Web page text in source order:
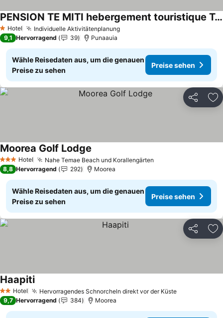
1 Sterne
Hotel Individuelle AktivitätenplanungPreise sehen
PENSION TE MITI hebergement touristique TAHITI - plage a 200m
Preise sehen
9,1 Hervorragend 39 Punaauia
Wähle Reisedaten aus, um die genauen
Preise zu sehen
Preise sehen
Teilen
3 SterneHotel Nahe Temae Beach und Korallengärten
Moorea Golf Lodge
8,8 Hervorragend 292 Moorea
Wähle Reisedaten aus, um die genauen
Preise zu sehen
Preise sehen
Teilen
2 Sterne
Hotel Hervorragendes Schnorcheln direkt vor der KüstePreise sehen
HaapitiPreise sehen
9,7 Hervorragend 384 Moorea